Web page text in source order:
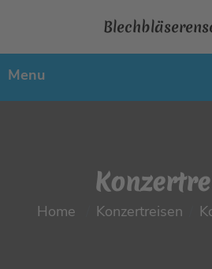
Home Konzertreisen